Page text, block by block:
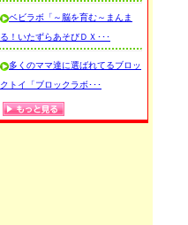
ベビラボ「～脳を育む～まんま
る！いたずらあそびＤＸ･･･
多くのママ達に選ばれてるブロッ
クトイ「ブロックラボ･･･